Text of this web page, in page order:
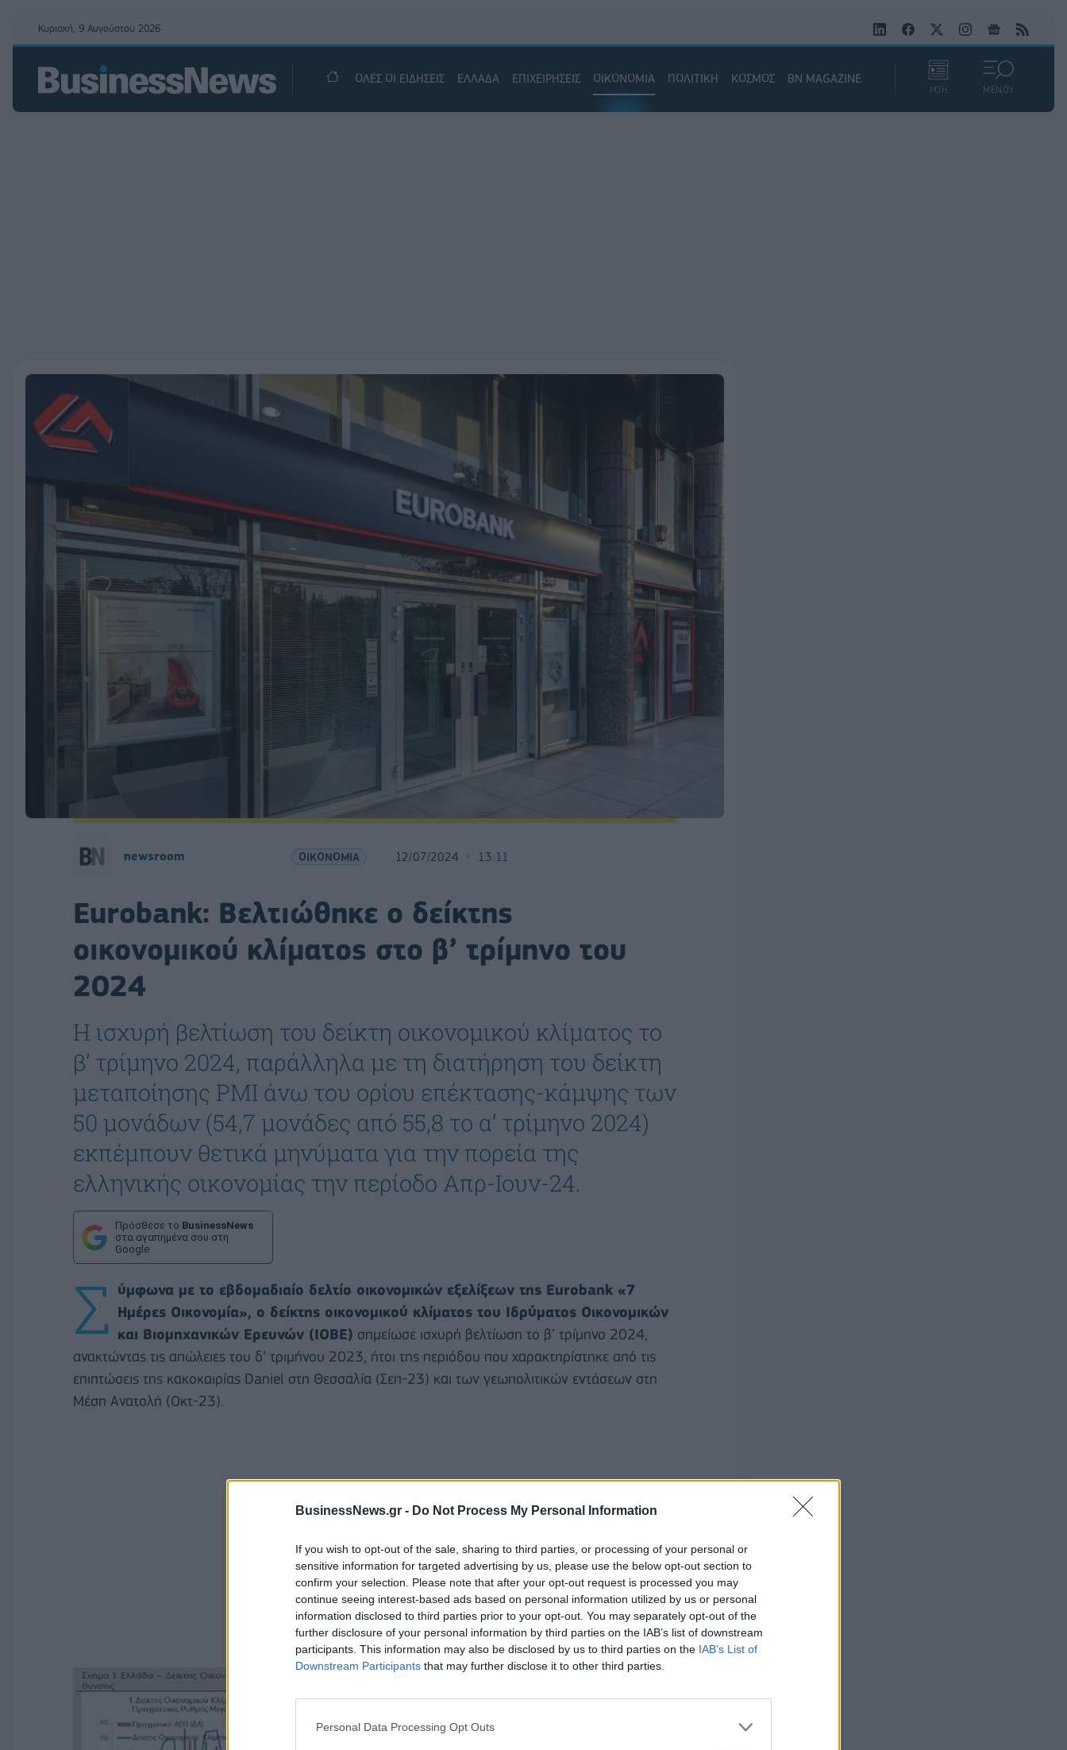
BusinessNews.gr - Do Not Process My Personal Information
If you wish to opt-out of the sale, sharing to third parties, or processing of your personal or
sensitive information for targeted advertising by us, please use the below opt-out section to
confirm your selection. Please note that after your opt-out request is processed you may
continue seeing interest-based ads based on personal information utilized by us or personal
information disclosed to third parties prior to your opt-out. You may separately opt-out of the
further disclosure of your personal information by third parties on the IAB’s list of downstream
participants. This information may also be disclosed by us to third parties on the IAB’s List of
Downstream Participants that may further disclose it to other third parties.
Personal Data Processing Opt Outs
Κυριακή, 9 Αυγούστου 2026
ΟΛΕΣ ΟΙ ΕΙΔΗΣΕΙΣ ΕΛΛΑΔΑ ΕΠΙΧΕΙΡΗΣΕΙΣ ΟΙΚΟΝΟΜΙΑ ΠΟΛΙΤΙΚΗ ΚΟΣΜΟΣ BN MAGAZINE
ΡΟΗ ΜΕΝΟΥ
newsroom ΟΙΚΟΝΟΜΙΑ 12/07/2024 13:11
Eurobank: Βελτιώθηκε o δείκτης
οικονομικού κλίματος στο β’ τρίμηνο του
2024
Η ισχυρή βελτίωση του δείκτη οικονομικού κλίματος το
β’ τρίμηνο 2024, παράλληλα με τη διατήρηση του δείκτη
μεταποίησης PMI άνω του ορίου επέκτασης-κάμψης των
50 μονάδων (54,7 μονάδες από 55,8 το α’ τρίμηνο 2024)
εκπέμπουν θετικά μηνύματα για την πορεία της
ελληνικής οικονομίας την περίοδο Απρ-Ιουν-24.
Πρόσθεσε το BusinessNews
στα αγαπημένα σου στη
Google
Σ
ύμφωνα με το εβδομαδιαίο δελτίο οικονομικών εξελίξεων της Eurobank «7
Ημέρες Οικονομία», ο δείκτης οικονομικού κλίματος του Ιδρύματος Οικονομικών
και Βιομηχανικών Ερευνών (ΙΟΒΕ) σημείωσε ισχυρή βελτίωση το β’ τρίμηνο 2024,
ανακτώντας τις απώλειες του δ’ τριμήνου 2023, ήτοι της περιόδου που χαρακτηρίστηκε από τις
επιπτώσεις της κακοκαιρίας Daniel στη Θεσσαλία (Σεπ-23) και των γεωπολιτικών εντάσεων στη
Μέση Ανατολή (Οκτ-23).